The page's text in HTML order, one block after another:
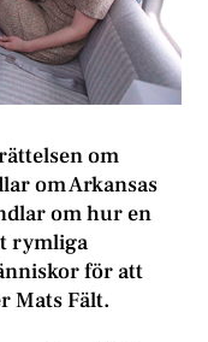
om
om Arkansas
om hur en
rymliga
för att
Mats Fält.